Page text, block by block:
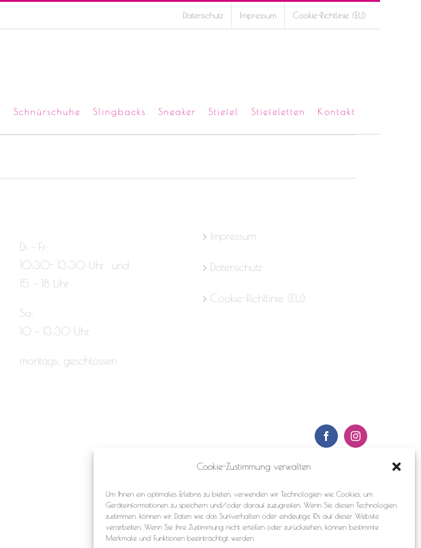
Cookie-Zustimmung verwalten
Um Ihnen ein optimales Erlebnis zu bieten, verwenden wir Technologien wie Cookies, um
Geräteinformationen zu speichern und/oder darauf zuzugreifen. Wenn Sie diesen Technologien
zustimmen, können wir Daten wie das Surfverhalten oder eindeutige IDs auf dieser Website
verarbeiten. Wenn Sie ihre Zustimmung nicht erteilen oder zurückziehen, können bestimmte
Merkmale und Funktionen beeinträchtigt werden.
Datenschutz Impressum Cookie-Richtlinie (EU)
Schnürschuhe Slingbacks Sneaker Stiefel Stiefeletten Kontakt
Di – Fr:
10:30- 13:30 Uhr und
15 – 18 Uhr
Sa:
10 – 13:30 Uhr
montags: geschlossen
Impressum
Datenschutz
Cookie-Richtlinie (EU)
FacebookInstagram